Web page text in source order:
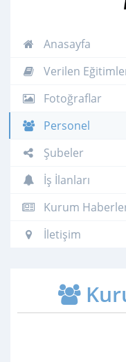
Anasayfa
Verilen
Fotoğraflar
Personel
Şubeler
İş İlanları
Kurum
İletişim